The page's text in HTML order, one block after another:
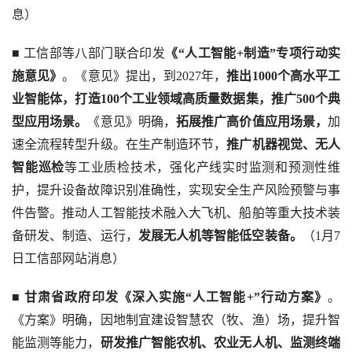
息）
■ 工信部等八部门联合印发 《“人工智能+制造”专项行动实
施意见》。《意见》提出，到2027年，推出1000个高水平工
业智能体，打造100个工业领域高质量数据集，推广500个典
型应用场景。
《意见》明确，拓展推广高价值应用场景，加
速全流程转型升级。在生产制造环节，推广机器视觉、无人
智能巡检等工业质检技术，强化产线实时监测和预测性维
护，提升设备故障识别准确性，实现安全生产风险预警与事
件告警。推动人工智能技术融入大飞机、船舶等重大技术装
备研发、制造、运行， 发展无人机等智能低空装备。
（1月7
日工信部网站消息）
■ 甘肃省政府印发《深入实施“人工智能+”行动方案》。
《方案》明确，因地制宜建设智慧农（牧、渔）场，提升智
能监测等能力， 研发推广智能农机、农业无人机、监测终端